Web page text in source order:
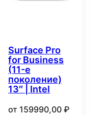
Surface Pro
for Business
(11-е
поколение)
13″ | Intel
от 159990,00 ₽